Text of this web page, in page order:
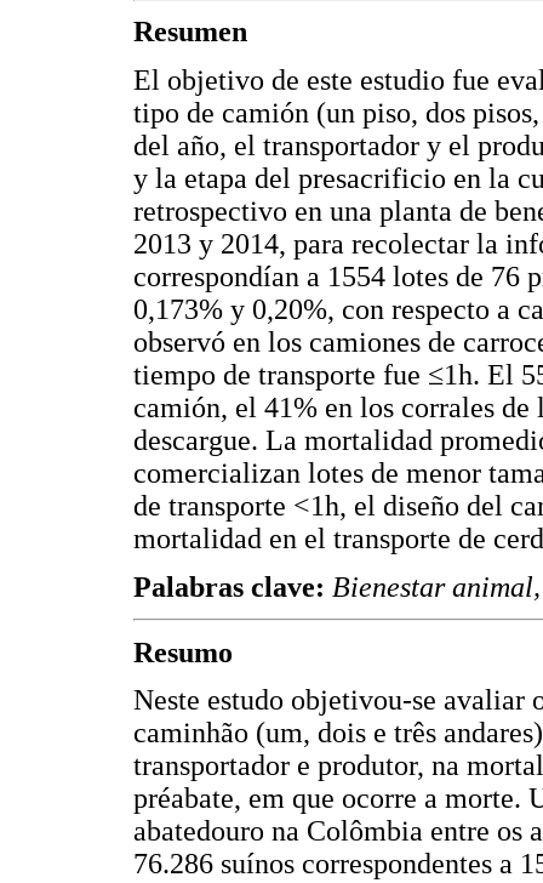
Resumen
El objetivo de este estudio fue
tipo de camión (un piso, dos
del año, el transportador y el
y la etapa del presacrificio en la
retrospectivo en una planta de
2013 y 2014, para recolectar la
correspondían a 1554 lotes de 76
0,173% y 0,20%, con respecto a
observó en los camiones de
tiempo de transporte fue ≤1h. El
camión, el 41% en los corrales
descargue. La mortalidad
comercializan lotes de menor
de transporte <1h, el diseño del
mortalidad en el transporte de
Palabras clave: Bienestar
Resumo
Neste estudo objetivou-se avaliar
caminhão (um, dois e três
transportador e produtor, na
préabate, em que ocorre a
abatedouro na Colômbia entre os
76.286 suínos correspondentes a